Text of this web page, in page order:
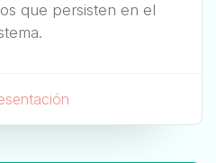
que persisten en el